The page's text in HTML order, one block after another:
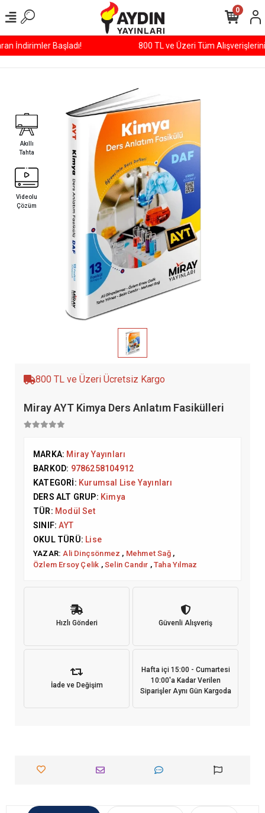
800 TL ve Üzeri Tüm Alışverişlerinizde ÜCRETSİZ KARGO!
0
Akıllı
Tahta
Videolu
Çözüm
800 TL ve Üzeri Ücretsiz Kargo
Miray AYT Kimya Ders Anlatım Fasikülleri
MARKA: Miray Yayınları
BARKOD: 9786258104912
KATEGORI: Kurumsal Lise Yayınları
DERS ALT GRUP: Kimya
TÜR: Modül Set
SINIF:AYT
OKUL TÜRÜ: Lise
YAZAR:Ali Dinçsönmez , Mehmet Sağ,
Özlem Ersoy Çelik ,Selin Candır ,Taha Yılmaz
Hızlı Gönderi Güvenli Alışveriş
İade ve Değişim
Hafta içi 15:00 - Cumartesi
10:00'a Kadar Verilen
Siparişler Aynı Gün Kargoda